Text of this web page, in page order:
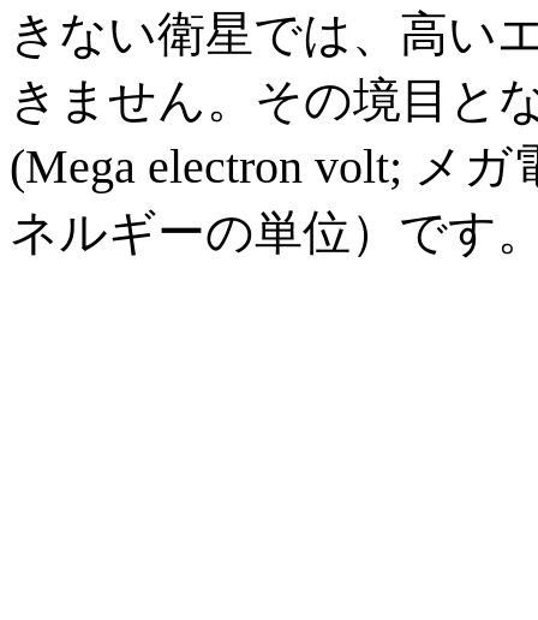
きない衛星では、高い
きません。その境目と
(Mega electron volt; メ
ネルギーの単位）です